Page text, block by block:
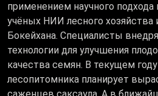
применением научного
учёных НИИ лесного хозяйства
Бокейхана. Специалисты
технологии для улучшения
качества семян. В текущем
лесопитомника планирует